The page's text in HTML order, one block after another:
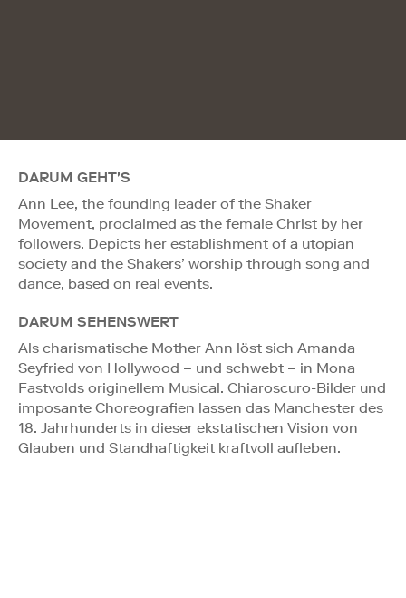
DARUM GEHT'S
Ann Lee, the founding leader of the Shaker
Movement, proclaimed as the female Christ by her
followers. Depicts her establishment of a utopian
society and the Shakers’ worship through song and
dance, based on real events.
DARUM SEHENSWERT
Als charismatische Mother Ann löst sich Amanda
Seyfried von Hollywood – und schwebt – in Mona
Fastvolds originellem Musical. Chiaroscuro-Bilder und
imposante Choreografien lassen das Manchester des
18. Jahrhunderts in dieser ekstatischen Vision von
Glauben und Standhaftigkeit kraftvoll aufleben.